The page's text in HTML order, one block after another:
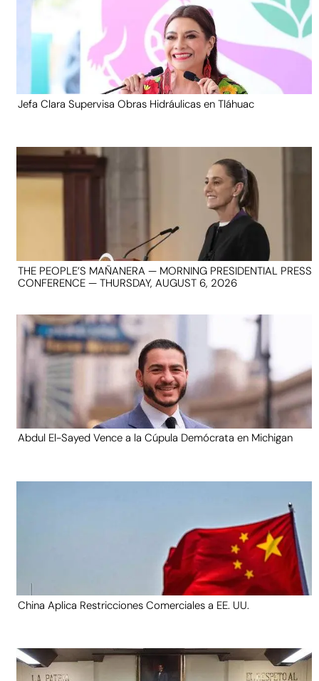
Jefa Clara Supervisa Obras Hidráulicas en Tláhuac
THE PEOPLE’S MAÑANERA — MORNING PRESIDENTIAL PRESS
CONFERENCE — THURSDAY, AUGUST 6, 2026
Abdul El-Sayed Vence a la Cúpula Demócrata en Michigan
China Aplica Restricciones Comerciales a EE. UU.